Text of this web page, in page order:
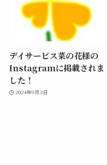
デイサービス菜の花様の
Instagramに掲載されま
した！
2024年9月3日